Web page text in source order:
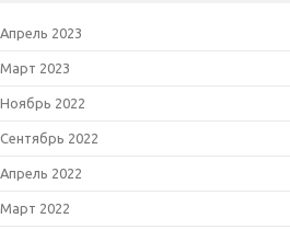
Апрель 2023
Март 2023
Ноябрь 2022
Сентябрь 2022
Апрель 2022
Март 2022